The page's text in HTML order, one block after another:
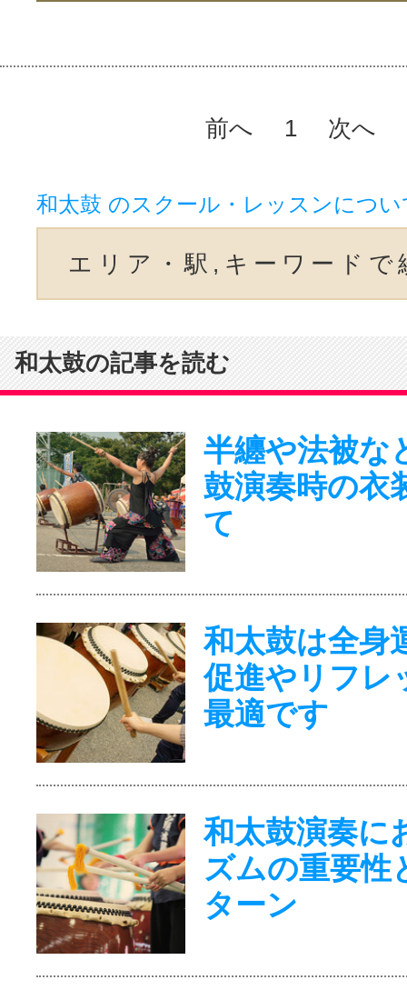
前へ 1 次へ
和太鼓 のスクール・レッスンにつ
エリア・駅,キーワードで
和太鼓の記事を読む
半纏や法被な
鼓演奏時の衣
て
和太鼓は全身
促進やリフレ
最適です
和太鼓演奏に
ズムの重要性
ターン